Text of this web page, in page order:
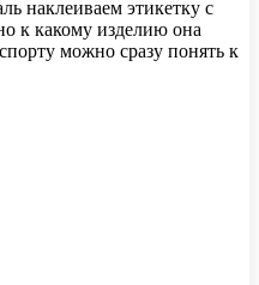
наклеиваем этикетку с
к какому изделию она
можно сразу понять к